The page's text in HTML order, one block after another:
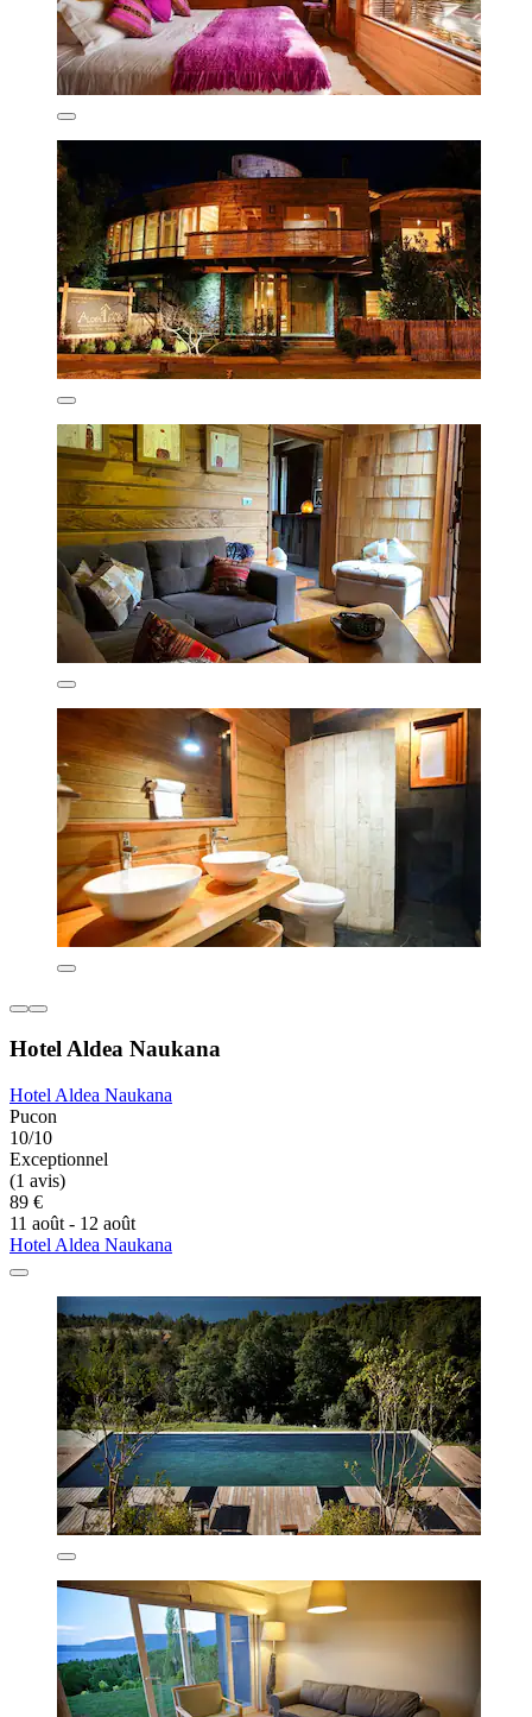
Hotel Aldea Naukana
Hotel Aldea Naukana
Pucon
10/10
Exceptionnel
(1 avis)
89 €
11 août - 12 août
Hotel Aldea Naukana